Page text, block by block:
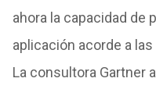
ahora la capacidad de
aplicación acorde a
La consultora Gartner